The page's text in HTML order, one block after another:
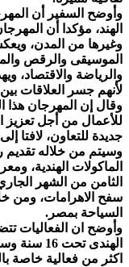
وأوضح السفير أن
الهند، مؤكدا أن
وغيرها من المدن،
الموسيقى والرقص
والرياضة والاقتصاد،
لأنهم جسر العلاقات بين
وقال إن المهرجان هذا
للأعمال من أجل
جديدة للتعاون، لافتا
وسيتم من خلاله تقديم
الماكولات الهندية،
الثامن من الشهر
سفح الاهرامات، ومن
السياحة بمصر.
وأوضح ان الفعاليات
الهندى
اكثر من فعالية خاصة